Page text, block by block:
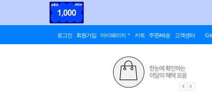
로그인 회원가입 마이페이지 카트 주문/배송 고객센터